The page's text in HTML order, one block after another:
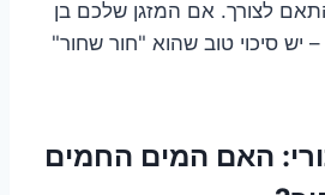
לצורך. אם המזגן שלכם בן
– יש סיכוי טוב שהוא "חור שחור"
האם המים החמים